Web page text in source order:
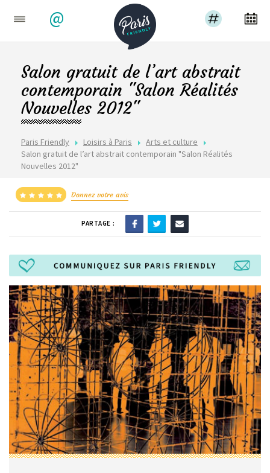
@
Paris Friendly Loisirs à Paris
Arts et culture
Salon gratuit de l’art abstrait contemporain "Salon Réalités
Nouvelles 2012"
Salon gratuit de l’art abstrait
contemporain "Salon Réalités
Nouvelles 2012"
Donnez votre avis
PARTAGE :